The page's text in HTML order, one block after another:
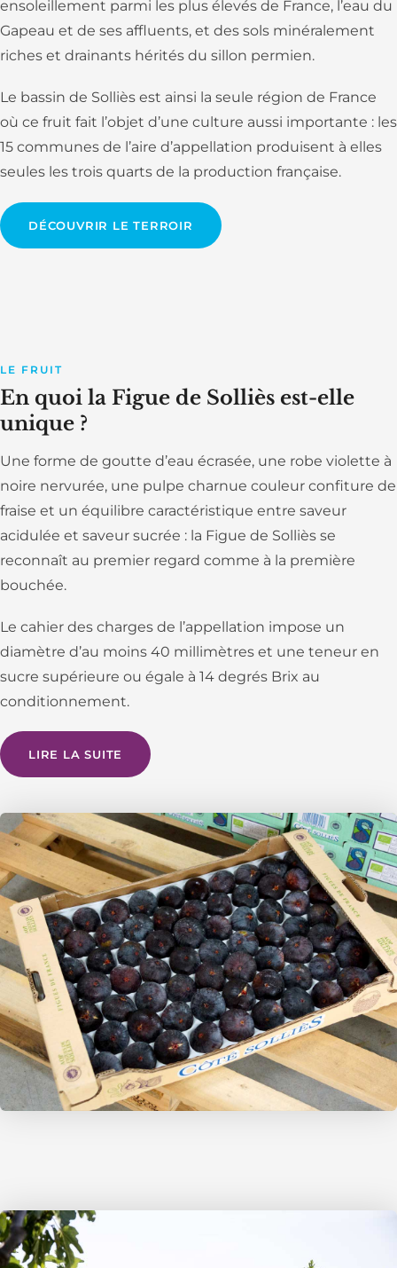
ensoleillement parmi les plus élevés de France, l’eau du
Gapeau et de ses affluents, et des sols minéralement
riches et drainants hérités du sillon permien.
Le bassin de Solliès est ainsi la seule région de France
où ce fruit fait l’objet d’une culture aussi importante : les
15 communes de l’aire d’appellation produisent à elles
seules les trois quarts de la production française.
DÉCOUVRIR LE TERROIR
LE FRUIT
En quoi la Figue de Solliès est-elle
unique ?
Une forme de goutte d’eau écrasée, une robe violette à
noire nervurée, une pulpe charnue couleur confiture de
fraise et un équilibre caractéristique entre saveur
acidulée et saveur sucrée : la Figue de Solliès se
reconnaît au premier regard comme à la première
bouchée.
Le cahier des charges de l’appellation impose un
diamètre d’au moins 40 millimètres et une teneur en
sucre supérieure ou égale à 14 degrés Brix au
conditionnement.
LIRE LA SUITE